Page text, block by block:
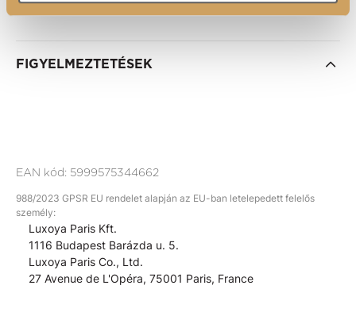
FIGYELMEZTETÉSEK
EAN kód: 5999575344662
988/2023 GPSR EU rendelet alapján az EU-ban letelepedett felelős
személy:
Luxoya Paris Kft.
1116 Budapest Barázda u. 5.
Luxoya Paris Co., Ltd.
27 Avenue de L'Opéra, 75001 Paris, France